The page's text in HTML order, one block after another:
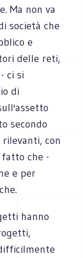
Ma non va
società che
e
delle reti,
ci si
di
secondo
con
che -
e per
hanno